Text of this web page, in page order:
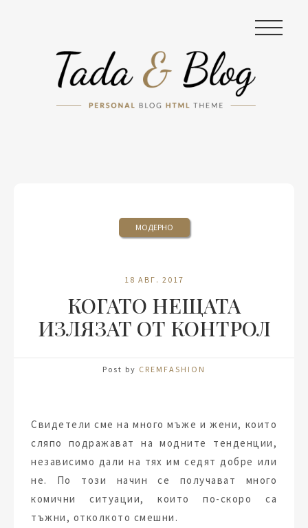
|||
МОДЕРНО
18 АВГ. 2017
КОГАТО НЕЩАТА
ИЗЛЯЗАТ ОТ КОНТРОЛ
Post by CREMFASHION
Свидетели сме на много мъже и жени, които
сляпо подражават на модните тенденции,
независимо дали на тях им седят добре или
не. По този начин се получават много
комични ситуации, които по-скоро са
тъжни, отколкото смешни.